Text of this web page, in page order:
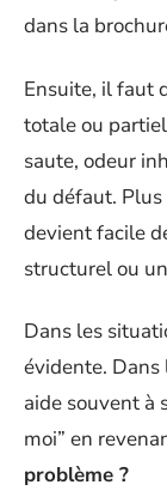
dans la
Ensuite, il faut
totale ou
saute, odeur
du défaut.
devient facile
structurel ou
Dans les
évidente.
aide souvent à
moi” en
problème ?